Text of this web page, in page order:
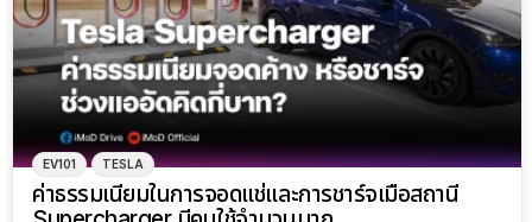
EV101 TESLA
ค่าธรรมเนียมในการจอดแช่และการชาร์จเมื่อสถานี